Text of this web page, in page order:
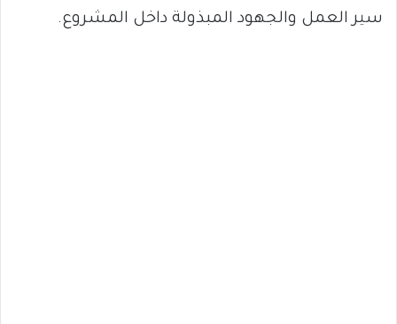
سير العمل والجهود المبذولة داخل المشروع.